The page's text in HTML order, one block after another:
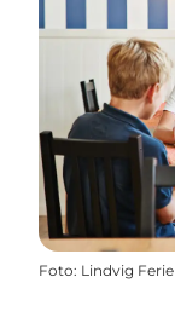
Foto: Lindvig Ferie